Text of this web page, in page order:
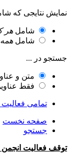
نمایش نتایجی که
شامل هر
شامل همه
جستجو در ...
متن و
فقط
تمامی فعالیت
صفحه نخست
جستجو
توقف فعالیت انجمن